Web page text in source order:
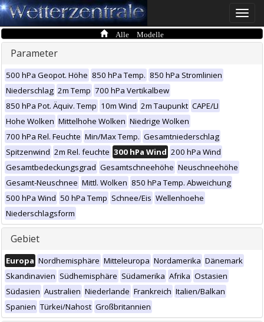
Toggle
Alle Modelle
Parameter
500 hPa Geopot. Höhe 850 hPa Temp. 850 hPa Stromlinien
Niederschlag 2m Temp 700 hPa Vertikalbew
850 hPa Pot. Äquiv. Temp 10m Wind 2m Taupunkt CAPE/LI
Hohe Wolken Mittelhohe Wolken Niedrige Wolken
700 hPa Rel. Feuchte Min/Max Temp. Gesamtniederschlag
Spitzenwind 2m Rel. feuchte 300 hPa Wind 200 hPa Wind
Gesamtbedeckungsgrad Gesamtschneehöhe Neuschneehöhe
Gesamt-Neuschnee Mittl. Wolken 850 hPa Temp. Abweichung
500 hPa Wind 50 hPa Temp Schnee/Eis Wellenhoehe
Niederschlagsform
Gebiet
Europa Nordhemisphäre Mitteleuropa Nordamerika Dänemark
Skandinavien Südhemisphäre Südamerika Afrika Ostasien
Südasien Australien Niederlande Frankreich Italien/Balkan
Spanien Türkei/Nahost Großbritannien